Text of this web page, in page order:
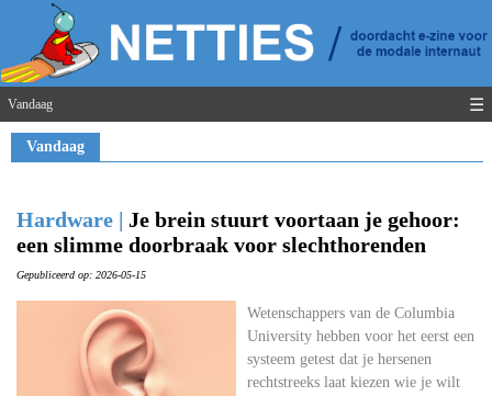
Vandaag ☰
Vandaag
Hardware | Je brein stuurt voortaan je gehoor:
een slimme doorbraak voor slechthorenden
Gepubliceerd op: 2026-05-15
Wetenschappers van de Columbia
University hebben voor het eerst een
systeem getest dat je hersenen
rechtstreeks laat kiezen wie je wilt